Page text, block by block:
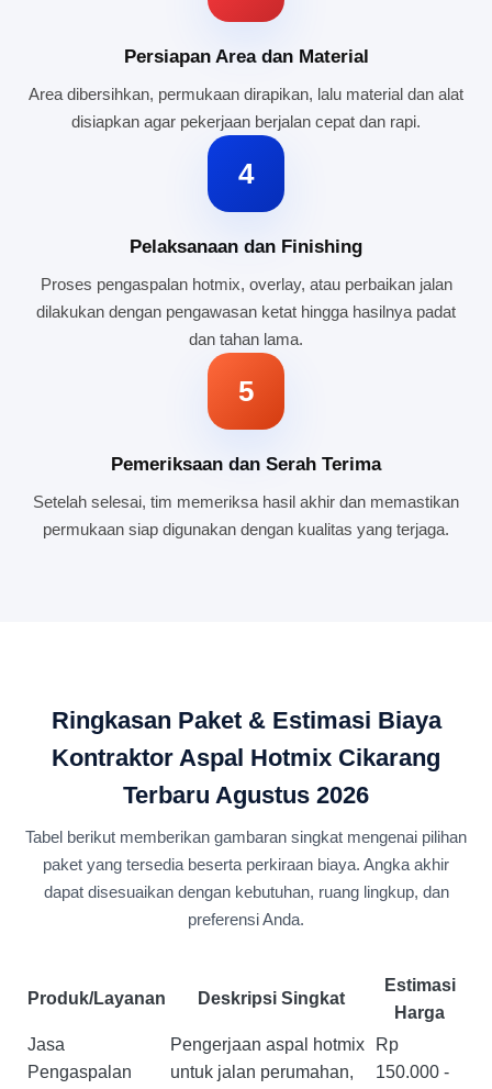
Persiapan Area dan Material
Area dibersihkan, permukaan dirapikan, lalu material dan alat
disiapkan agar pekerjaan berjalan cepat dan rapi.
4
Pelaksanaan dan Finishing
Proses pengaspalan hotmix, overlay, atau perbaikan jalan
dilakukan dengan pengawasan ketat hingga hasilnya padat
dan tahan lama.
5
Pemeriksaan dan Serah Terima
Setelah selesai, tim memeriksa hasil akhir dan memastikan
permukaan siap digunakan dengan kualitas yang terjaga.
Ringkasan Paket & Estimasi Biaya
Kontraktor Aspal Hotmix Cikarang
Terbaru Agustus 2026
Tabel berikut memberikan gambaran singkat mengenai pilihan
paket yang tersedia beserta perkiraan biaya. Angka akhir
dapat disesuaikan dengan kebutuhan, ruang lingkup, dan
preferensi Anda.
Produk/Layanan Deskripsi Singkat
Estimasi
Harga
Jasa
Pengaspalan
Pengerjaan aspal hotmix
untuk jalan perumahan,
Rp
150.000 -